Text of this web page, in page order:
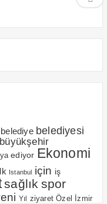
belediye belediyesi
büyükşehir
ediyor Ekonomi
Istanbul için iş
sağlık spor
Yıl ziyaret Özel İzmir